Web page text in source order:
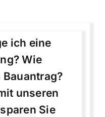
ich eine
Wie
unseren
Sie